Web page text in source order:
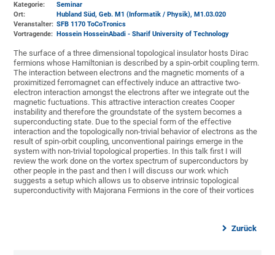
Kategorie:
Seminar
Ort:
Hubland Süd, Geb. M1 (Informatik / Physik), M1.03.020
Veranstalter: SFB 1170 ToCoTronics
Vortragende:
Hossein HosseinAbadi - Sharif University of Technology
The surface of a three dimensional topological insulator hosts Dirac
fermions whose Hamiltonian is described by a spin-orbit coupling term.
The interaction between electrons and the magnetic moments of a
proximitized ferromagnet can effectively induce an attractive two-
electron interaction amongst the electrons after we integrate out the
magnetic fuctuations. This attractive interaction creates Cooper
instability and therefore the groundstate of the system becomes a
superconducting state. Due to the special form of the effective
interaction and the topologically non-trivial behavior of electrons as the
result of spin-orbit coupling, unconventional pairings emerge in the
system with non-trivial topological properties. In this talk first I will
review the work done on the vortex spectrum of superconductors by
other people in the past and then I will discuss our work which
suggests a setup which allows us to observe intrinsic topological
superconductivity with Majorana Fermions in the core of their vortices
Zurück